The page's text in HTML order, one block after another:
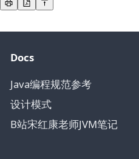
Docs
Java编程规范参考
设计模式
B站宋红康老师JVM笔记